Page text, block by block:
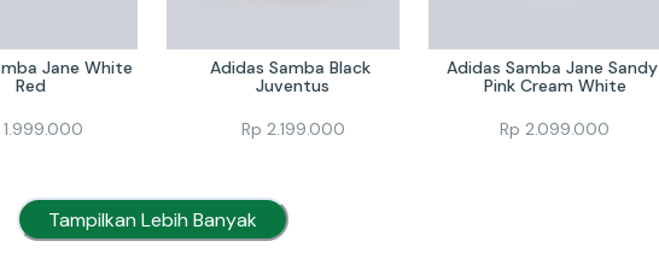
Jane White
Red
1.999.000
Adidas Samba Black
Juventus
Rp 2.199.000
Adidas Samba Jane Sandy
Pink Cream White
Rp 2.099.000
Tampilkan Lebih Banyak